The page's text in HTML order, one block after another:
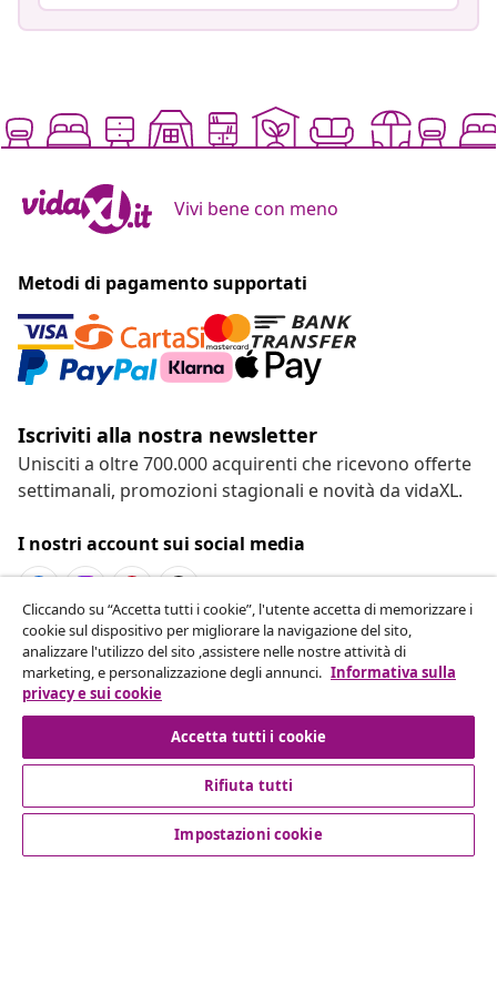
Vivi bene con meno
Metodi di pagamento supportati
Iscriviti alla nostra newsletter
Unisciti a oltre 700.000 acquirenti che ricevono offerte
settimanali, promozioni stagionali e novità da vidaXL.
I nostri account sui social media
Recesso dal contratto
Invia una richiesta di recesso per il tuo ordine.
Recesso dal contratto
Cliccando su “Accetta tutti i cookie”, l'utente accetta di memorizzare i
cookie sul dispositivo per migliorare la navigazione del sito,
analizzare l'utilizzo del sito ,assistere nelle nostre attività di
marketing, e personalizzazione degli annunci. Informativa sulla
privacy e sui cookie
Accetta tutti i cookie
Rifiuta tutti
Impostazioni cookie